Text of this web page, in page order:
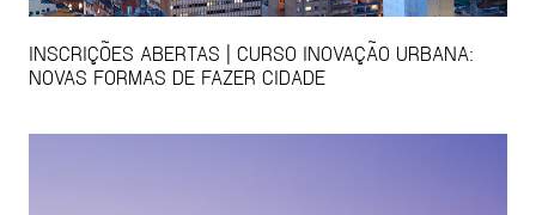
INSCRIÇÕES ABERTAS | CURSO INOVAÇÃO URBANA:
NOVAS FORMAS DE FAZER CIDADE